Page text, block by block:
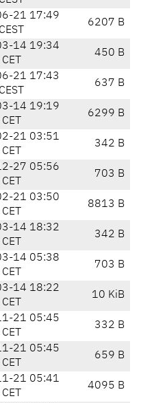
21 17:49
CEST
6207 B
14 19:34
CET
450 B
21 17:43
CEST
637 B
14 19:19
CET
6299 B
21 03:51
CET
342 B
27 05:56
CET
703 B
21 03:50
CET
8813 B
14 18:32
CET
342 B
14 05:38
CET
703 B
14 18:22
CET
10 KiB
21 05:45
CET
332 B
21 05:45
CET
659 B
21 05:41
CET
4095 B